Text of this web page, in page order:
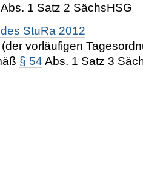
Abs. 1 Satz 2 SächsHSG
StuRa 2012
vorläufigen
§ 54 Abs. 1 Satz 3